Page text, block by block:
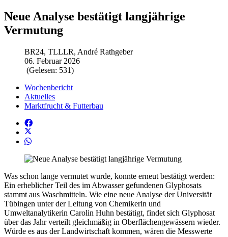
Neue Analyse bestätigt langjährige
Vermutung
BR24, TLLLR, André Rathgeber
06. Februar 2026
(Gelesen: 531)
Wochenbericht
Aktuelles
Marktfrucht & Futterbau
Was schon lange vermutet wurde, konnte erneut bestätigt werden:
Ein erheblicher Teil des im Abwasser gefundenen Glyphosats
stammt aus Waschmitteln. Wie eine neue Analyse der Universität
Tübingen unter der Leitung von Chemikerin und
Umweltanalytikerin Carolin Huhn bestätigt, findet sich Glyphosat
über das Jahr verteilt gleichmäßig in Oberflächengewässern wieder.
Würde es aus der Landwirtschaft kommen, wären die Messwerte